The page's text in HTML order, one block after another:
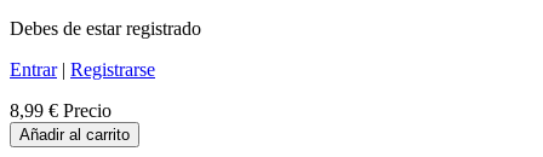
Debes de estar registrado
Entrar| Registrarse
8,99 € Precio
Añadir al carrito